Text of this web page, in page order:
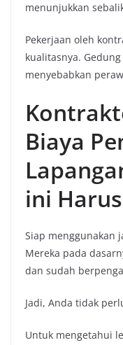
menunjukkan
Pekerjaan oleh
kualitasnya.
menyebabkan
Biaya
ini
Siap menggunakan
Mereka pada
dan sudah
Jadi, Anda tidak
Untuk mengetahui